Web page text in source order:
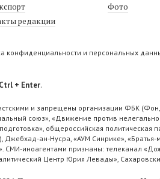
редакции
Фото
конфиденциальности и персональных
Ctrl + Enter.
и запрещены организации ФБК
союз», «Движение против
общероссийская
Джебхад-ан-Нусра, «АУМ Синрике»,
СМИ-иноагентами признаны: телеканал
Центр Юрия Левады»,